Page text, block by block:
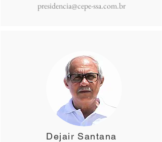
presidencia@cepe-ssa.com.br
Dejair Santana